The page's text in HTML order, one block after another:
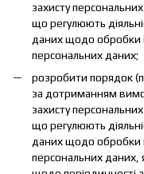
захисту
що регулюють
даних щодо обробки
персональних даних;
розробити порядок
за дотриманням
захисту
що регулюють
даних щодо обробки
персональних